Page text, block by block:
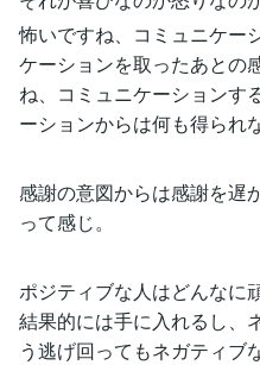
怖いですね、コミュニケー
ケーションを取ったあとの
ね、コミュニケーションす
ーションからは何も得られ
感謝の意図からは感謝を遅
って感じ。
ポジティブな人はどんなに
結果的には手に入れるし、
う逃げ回ってもネガティブ